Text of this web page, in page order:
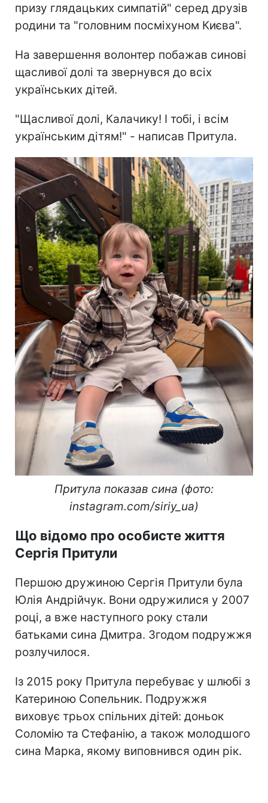
призу глядацьких симпатій" серед друзів
родини та "головним посміхуном Києва".
На завершення волонтер побажав синові
щасливої долі та звернувся до всіх
українських дітей.
"Щасливої долі, Калачику! І тобі, і всім
українським дітям!" - написав Притула.
Притула показав сина (фото:
instagram.com/siriy_ua)
Що відомо про особисте життя
Сергія Притули
Першою дружиною Сергія Притули була
Юлія Андрійчук. Вони одружилися у 2007
році, а вже наступного року стали
батьками сина Дмитра. Згодом подружжя
розлучилося.
Із 2015 року Притула перебуває у шлюбі з
Катериною Сопельник. Подружжя
виховує трьох спільних дітей: доньок
Соломію та Стефанію, а також молодшого
сина Марка, якому виповнився один рік.